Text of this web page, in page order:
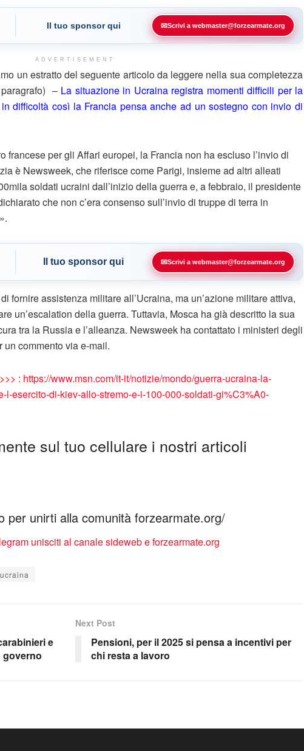
Il tuo sponsor qui ✉Scrivi a webmaster@forzearmate.org
ADVERTISEMENT
un estratto del seguente articolo da leggere nella sua completezza
– La situazione in Ucraina registra momenti difficili per la
difficoltà così la Francia pensa anche ad un sostegno con invio di
francese per gli Affari europei, la Francia non ha escluso l’invio di
è Newsweek, che riferisce come Parigi, insieme ad altri alleati
soldati ucraini dall’inizio della guerra e, a febbraio, il presidente
che non c’era consenso sull’invio di truppe di terra in
Il tuo sponsor qui ✉Scrivi a webmaster@forzearmate.org
fornire assistenza militare all’Ucraina, ma un’azione militare attiva,
un’escalation della guerra. Tuttavia, Mosca ha già descritto la sua
tra la Russia e l’alleanza. Newsweek ha contattato i ministeri degli
un commento via e-mail.
: https://www.msn.com/it-it/notizie/mondo/guerra-ucraina-la-
l-esercito-di-kiev-allo-stremo-e-i-100-000-soldati-gi%C3%A0-
sul tuo cellulare i nostri articoli
per unirti alla comunità forzearmate.org/
ucraina
e
Next Post
Pensioni, per il 2025 si pensa a incentivi per
chi resta a lavoro